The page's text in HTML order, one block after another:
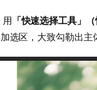
用 「快速选择工具」（
选区，大致勾勒出主